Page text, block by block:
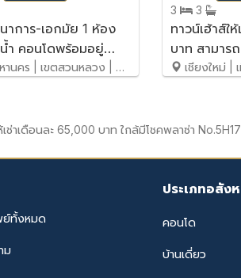
าการ-เอกมัย 1 ห้อง
ำ คอนโดพร้อมอยู่
เพียง 5 นาที ถึง
ร | เขตสวนหลวง | สวนหลวง
3
3
ทาวน์เฮ้าส์ใ
บาท สามาร
สบายมาก
เชียงใหม่ |
ช่าเดือนละ 65,000 บาท ใกล้มีโชคพลาซ่า
ย์ทั้งหมด
ม
ประเภทอสัง
คอนโด
บ้านเดี่ยว